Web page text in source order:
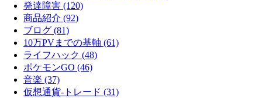
発達障害 (120)
商品紹介 (92)
ブログ (81)
10万PVまでの基軸 (61)
ライフハック (48)
ポケモンGO (46)
音楽 (37)
仮想通貨-トレード (31)